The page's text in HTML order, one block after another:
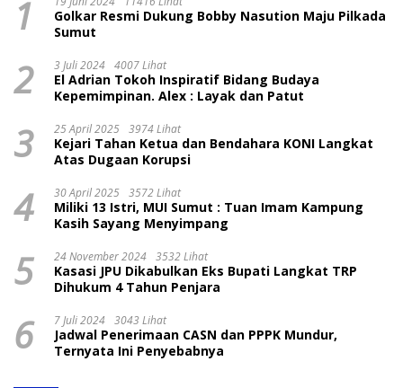
1
Golkar Resmi Dukung Bobby Nasution Maju Pilkada
Sumut
2 3 Juli 2024 4007 Lihat
El Adrian Tokoh Inspiratif Bidang Budaya
Kepemimpinan. Alex : Layak dan Patut
3 25 April 2025 3974 Lihat
Kejari Tahan Ketua dan Bendahara KONI Langkat
Atas Dugaan Korupsi
4 30 April 2025 3572 Lihat
Miliki 13 Istri, MUI Sumut : Tuan Imam Kampung
Kasih Sayang Menyimpang
5 24 November 2024 3532 Lihat
Kasasi JPU Dikabulkan Eks Bupati Langkat TRP
Dihukum 4 Tahun Penjara
6 7 Juli 2024 3043 Lihat
Jadwal Penerimaan CASN dan PPPK Mundur,
Ternyata Ini Penyebabnya